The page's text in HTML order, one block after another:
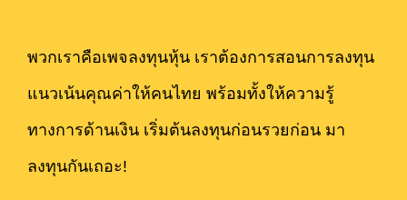
พวกเราคือเพจลงทุนหุ้น เราต้องการสอนการลงทุน
แนวเน้นคุณค่าให้คนไทย พร้อมทั้งให้ความรู้
ทางการด้านเงิน เริ่มต้นลงทุนก่อนรวยก่อน มา
ลงทุนกันเถอะ!